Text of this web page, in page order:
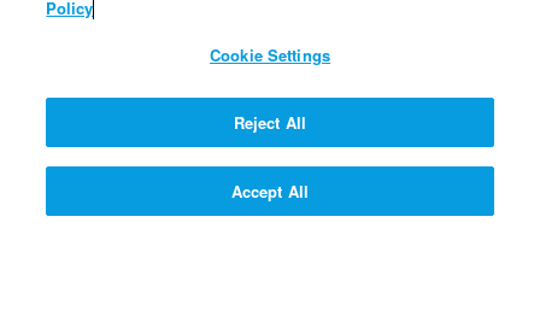
ਜੇ ਮੈਂ ਸਹੁੰ ਖਾਵਾਂ, ਕੀ ਮੈਂ ਮਰਨ ਵੇਲੇ ਨਰਕ ਵਿੱਚ
Policy
Cookie Settings
Reject All
Accept All